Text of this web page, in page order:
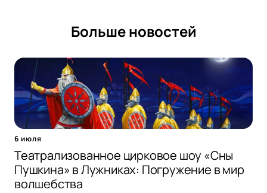
Больше новостей
6 июля
Театрализованное цирковое шоу «Сны
Пушкина» в Лужниках: Погружение в мир
волшебства